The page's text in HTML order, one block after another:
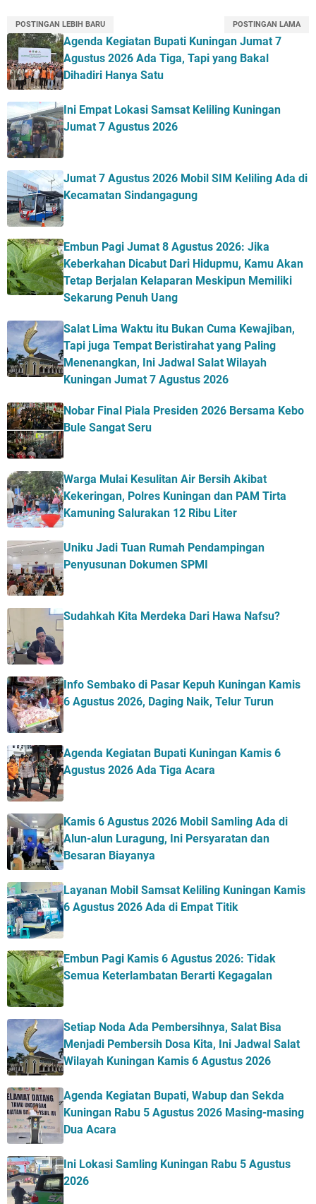
POSTINGAN LEBIH BARU POSTINGAN LAMA
Agenda Kegiatan Bupati Kuningan Jumat 7
Agustus 2026 Ada Tiga, Tapi yang Bakal
Dihadiri Hanya Satu
Ini Empat Lokasi Samsat Keliling Kuningan
Jumat 7 Agustus 2026
Jumat 7 Agustus 2026 Mobil SIM Keliling Ada di
Kecamatan Sindangagung
Embun Pagi Jumat 8 Agustus 2026: Jika
Keberkahan Dicabut Dari Hidupmu, Kamu Akan
Tetap Berjalan Kelaparan Meskipun Memiliki
Sekarung Penuh Uang
Salat Lima Waktu itu Bukan Cuma Kewajiban,
Tapi juga Tempat Beristirahat yang Paling
Menenangkan, Ini Jadwal Salat Wilayah
Kuningan Jumat 7 Agustus 2026
Nobar Final Piala Presiden 2026 Bersama Kebo
Bule Sangat Seru
Warga Mulai Kesulitan Air Bersih Akibat
Kekeringan, Polres Kuningan dan PAM Tirta
Kamuning Salurakan 12 Ribu Liter
Uniku Jadi Tuan Rumah Pendampingan
Penyusunan Dokumen SPMI
Sudahkah Kita Merdeka Dari Hawa Nafsu?
Info Sembako di Pasar Kepuh Kuningan Kamis
6 Agustus 2026, Daging Naik, Telur Turun
Agenda Kegiatan Bupati Kuningan Kamis 6
Agustus 2026 Ada Tiga Acara
Kamis 6 Agustus 2026 Mobil Samling Ada di
Alun-alun Luragung, Ini Persyaratan dan
Besaran Biayanya
Layanan Mobil Samsat Keliling Kuningan Kamis
6 Agustus 2026 Ada di Empat Titik
Embun Pagi Kamis 6 Agustus 2026: Tidak
Semua Keterlambatan Berarti Kegagalan
Setiap Noda Ada Pembersihnya, Salat Bisa
Menjadi Pembersih Dosa Kita, Ini Jadwal Salat
Wilayah Kuningan Kamis 6 Agustus 2026
Agenda Kegiatan Bupati, Wabup dan Sekda
Kuningan Rabu 5 Agustus 2026 Masing-masing
Dua Acara
Ini Lokasi Samling Kuningan Rabu 5 Agustus
2026